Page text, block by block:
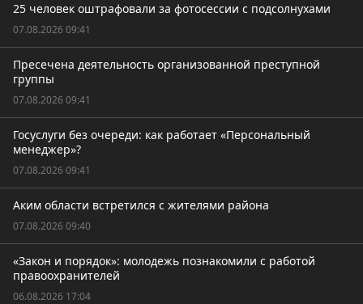
25 человек оштрафовали за фотосессии с подсолнухами
07.08.2026 09:41
Пресечена деятельность организованной преступной
группы
07.08.2026 09:41
Госуслуги без очереди: как работает «Персональный
менеджер»?
07.08.2026 09:41
Аким области встретился с жителями района
07.08.2026 09:40
«Закон и порядок»: молодежь познакомили с работой
правоохранителей
06.08.2026 17:04